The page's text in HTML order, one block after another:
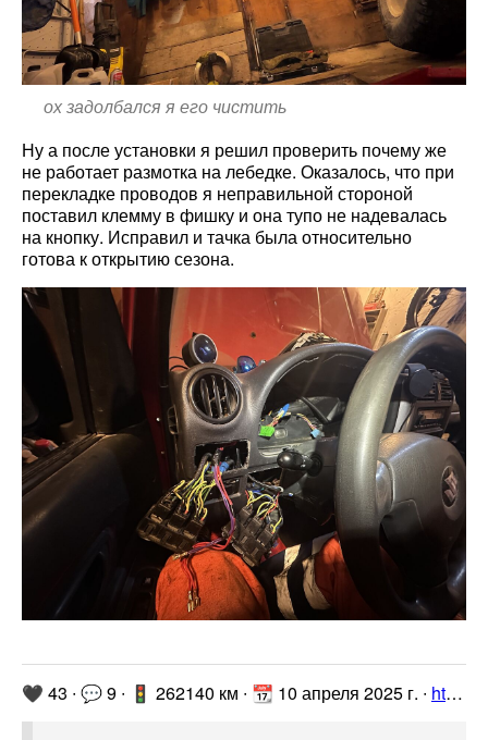
ох задолбался я его чистить
Ну а после установки я решил проверить почему же
не работает размотка на лебедке. Оказалось, что при
перекладке проводов я неправильной стороной
поставил клемму в фишку и она тупо не надевалась
на кнопку. Исправил и тачка была относительно
готова к открытию сезона.
🖤 43 ∙ 💬 9 ∙ 🚦 262140 км ∙ 📆 10 апреля 2025 г. ∙ https://www.drive2.ru/l/701824595275041043/